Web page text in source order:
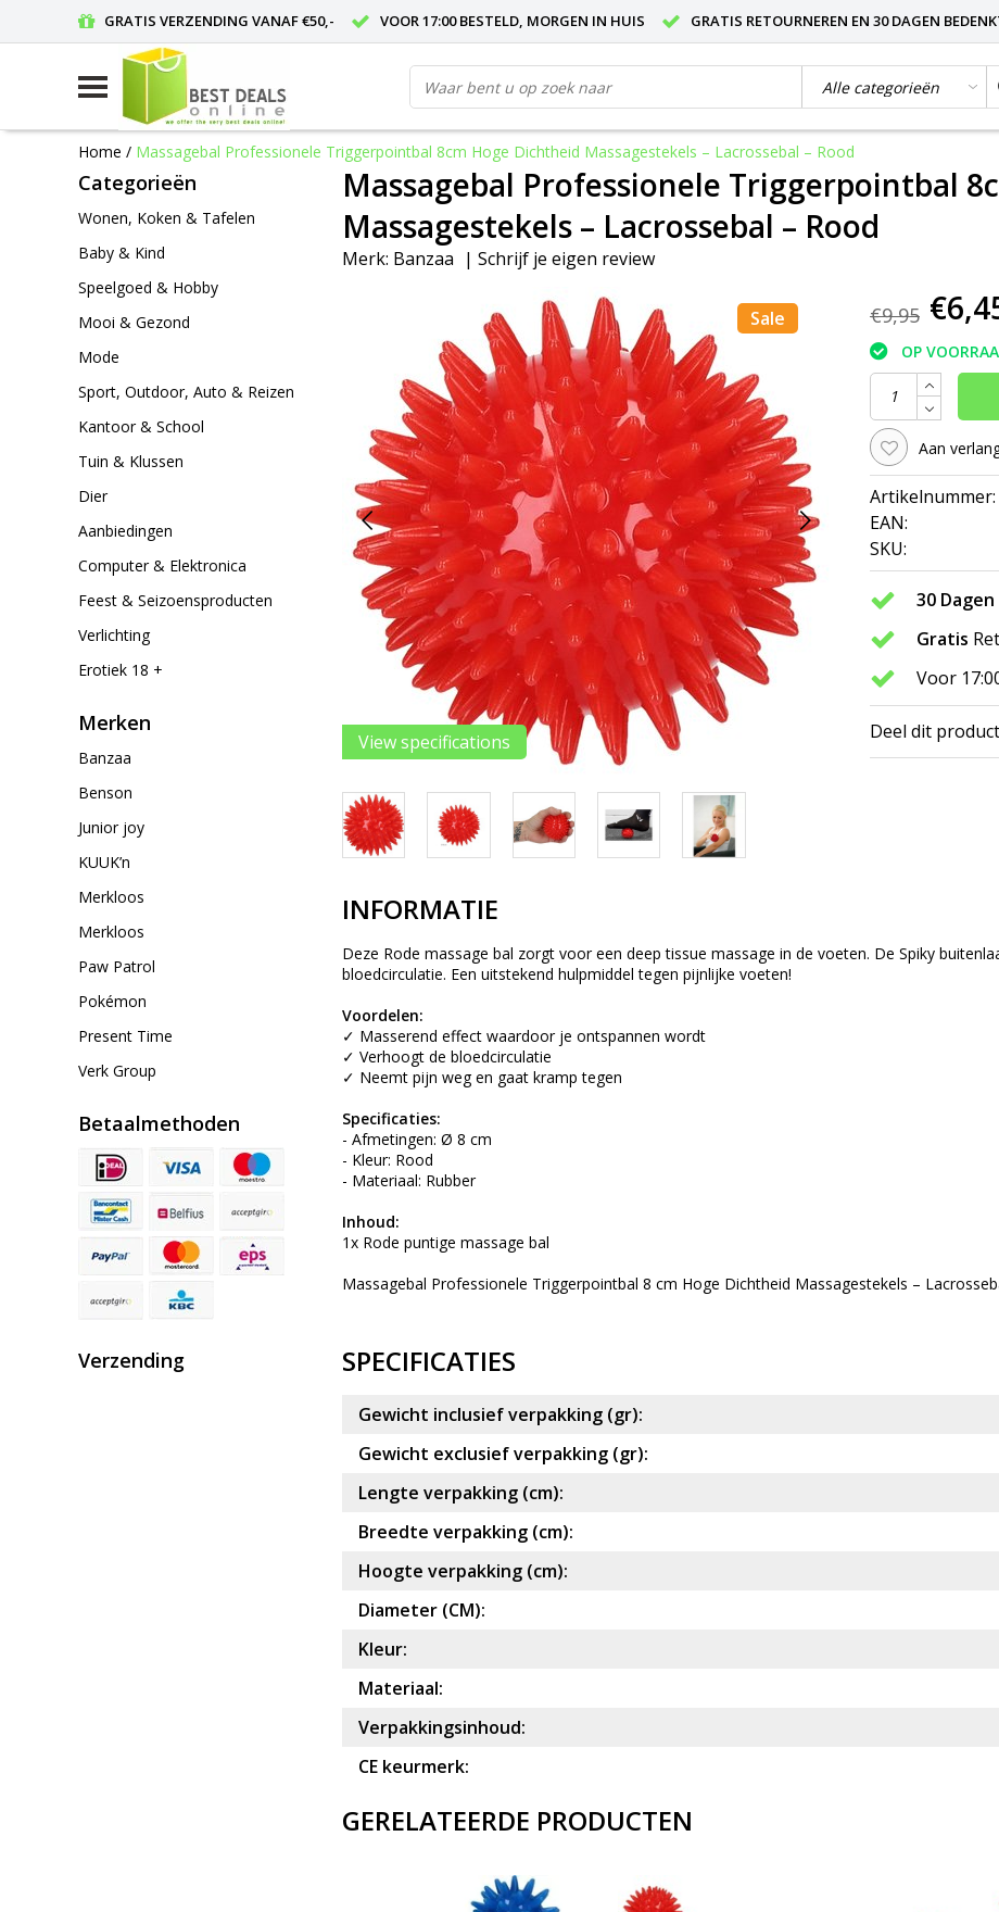
GRATIS VERZENDING VANAF €50,- VOOR 17:00 BESTELD, MORGEN IN HUIS GRATIS RETOURNEREN EN 30 DAGEN
Home / Massagebal Professionele Triggerpointbal 8cm Hoge Dichtheid Massagestekels – Lacrossebal – Rood
Categorieën
Wonen, Koken & Tafelen
Baby & Kind
Speelgoed & Hobby
Mooi & Gezond
Mode
Sport, Outdoor, Auto & Reizen
Kantoor & School
Tuin & Klussen
Dier
Aanbiedingen
Computer & Elektronica
Feest & Seizoensproducten
Verlichting
Erotiek 18 +
Merken
Banzaa
Benson
Junior joy
KUUK’n
Merkloos
Merkloos
Paw Patrol
Pokémon
Present Time
Verk Group
Betaalmethoden
Verzending
Massagebal Professionele Triggerpointbal
Massagestekels – Lacrossebal – Rood
Merk: Banzaa | Schrijf je eigen review
Sale
View specifications
€9,95
OP
Aan
Artikelnummer:
EAN:
SKU:
30 Dagen
Gratis
Voor
Deel dit product
INFORMATIE
Deze Rode massage bal zorgt voor een deep tissue massage in de voeten. De Spiky
bloedcirculatie. Een uitstekend hulpmiddel tegen pijnlijke voeten!
Voordelen:
✓ Masserend effect waardoor je ontspannen wordt
✓ Verhoogt de bloedcirculatie
✓ Neemt pijn weg en gaat kramp tegen
Specificaties:
- Afmetingen: Ø 8 cm
- Kleur: Rood
- Materiaal: Rubber
Inhoud:
1x Rode puntige massage bal
Massagebal Professionele Triggerpointbal 8 cm Hoge Dichtheid Massagestekels –
SPECIFICATIES
Gewicht inclusief verpakking (gr):
Gewicht exclusief verpakking (gr):
Lengte verpakking (cm):
Breedte verpakking (cm):
Hoogte verpakking (cm):
Diameter (CM):
Kleur:
Materiaal:
Verpakkingsinhoud:
CE keurmerk:
GERELATEERDE PRODUCTEN